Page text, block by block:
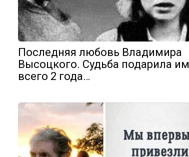
Последняя любовь Владимира
Высоцкого. Судьба подарила им
всего 2 года…